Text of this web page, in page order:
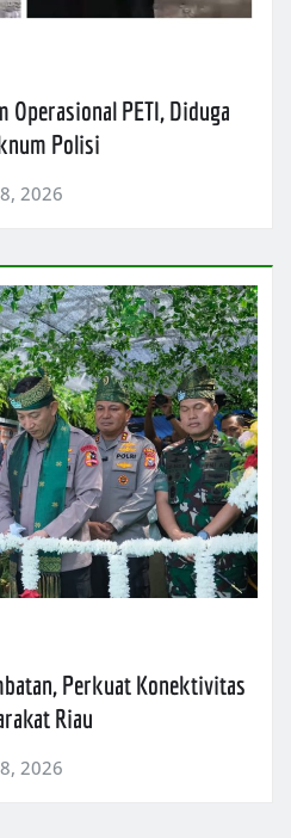
Operasional PETI, Diduga
Polisi
2026
Perkuat Konektivitas
Riau
2026